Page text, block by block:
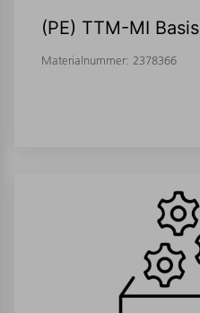
(PE) TTM-MI Basis
Materialnummer: 2378366